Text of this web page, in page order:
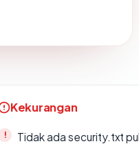
Kekurangan
Tidak ada security.txt